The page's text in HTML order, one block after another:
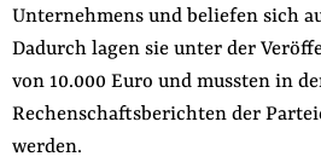
auf
der
Unternehmens und beliefen sich
Dadurch lagen sie unter der
von 10.000 Euro und mussten in
Rechenschaftsberichten der
werden.